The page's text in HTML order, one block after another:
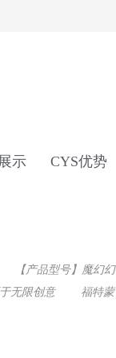
示 CYS优势
产品型号】魔幻幻
于无限创意 福特蒙